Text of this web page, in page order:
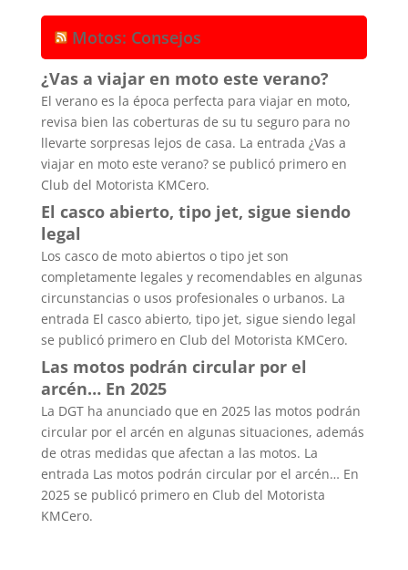
Motos: Consejos
¿Vas a viajar en moto este verano?
El verano es la época perfecta para viajar en moto,
revisa bien las coberturas de su tu seguro para no
llevarte sorpresas lejos de casa. La entrada ¿Vas a
viajar en moto este verano? se publicó primero en
Club del Motorista KMCero.
El casco abierto, tipo jet, sigue siendo
legal
Los casco de moto abiertos o tipo jet son
completamente legales y recomendables en algunas
circunstancias o usos profesionales o urbanos. La
entrada El casco abierto, tipo jet, sigue siendo legal
se publicó primero en Club del Motorista KMCero.
Las motos podrán circular por el
arcén… En 2025
La DGT ha anunciado que en 2025 las motos podrán
circular por el arcén en algunas situaciones, además
de otras medidas que afectan a las motos. La
entrada Las motos podrán circular por el arcén… En
2025 se publicó primero en Club del Motorista
KMCero.